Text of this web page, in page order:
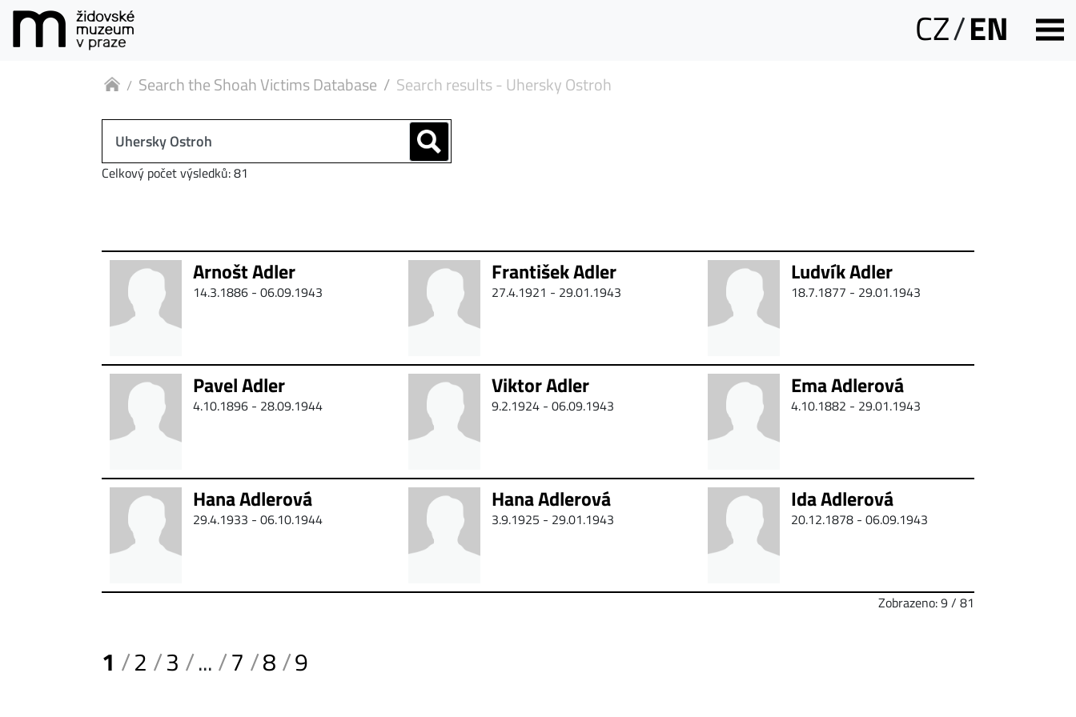
CZ/EN
Search the Shoah Victims Database Search results - Uhersky Ostroh
Celkový počet výsledků: 81
Arnošt Adler
14.3.1886 - 06.09.1943
František Adler
27.4.1921 - 29.01.1943
Ludvík Adler
18.7.1877 - 29.01.1943
Pavel Adler
4.10.1896 - 28.09.1944
Viktor Adler
9.2.1924 - 06.09.1943
Ema Adlerová
4.10.1882 - 29.01.1943
Hana Adlerová
29.4.1933 - 06.10.1944
Hana Adlerová
3.9.1925 - 29.01.1943
Ida Adlerová
20.12.1878 - 06.09.1943
Zobrazeno: 9 / 81
1 2 3 ... 7 8 9